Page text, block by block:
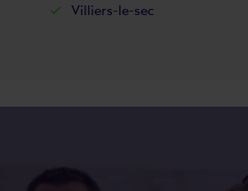
Villiers-le-sec